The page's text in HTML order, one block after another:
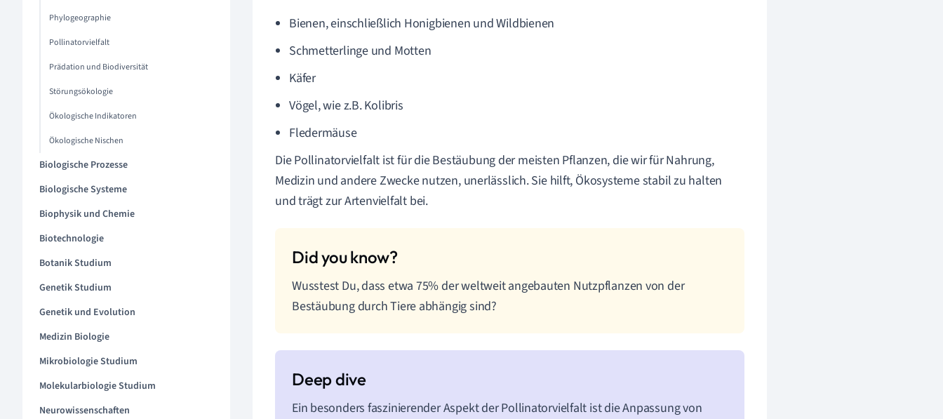
Phylogeographie
Pollinatorvielfalt
Prädation und Biodiversität
Störungsökologie
Ökologische Indikatoren
Ökologische Nischen
Biologische Prozesse
Biologische Systeme
Biophysik und Chemie
Biotechnologie
Botanik Studium
Genetik Studium
Genetik und Evolution
Medizin Biologie
Mikrobiologie Studium
Molekularbiologie Studium
Neurowissenschaften
Bienen, einschließlich Honigbienen und Wildbienen
Schmetterlinge und Motten
Käfer
Vögel, wie z.B. Kolibris
Fledermäuse
Die Pollinatorvielfalt ist für die Bestäubung der meisten Pflanzen, die wir für Nahrung,
Medizin und andere Zwecke nutzen, unerlässlich. Sie hilft, Ökosysteme stabil zu halten
und trägt zur Artenvielfalt bei.
Wusstest Du, dass etwa 75% der weltweit angebauten Nutzpflanzen von der
Bestäubung durch Tiere abhängig sind?
Ein besonders faszinierender Aspekt der Pollinatorvielfalt ist die Anpassung von